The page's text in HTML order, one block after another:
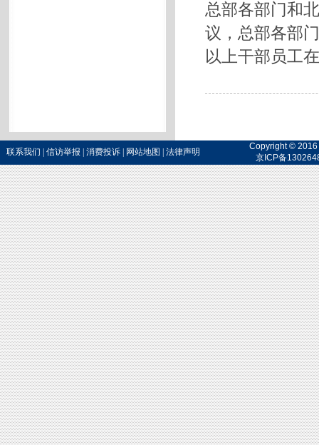
总部各部门和
议，总部各部
以上干部员工
联系我们 信访举报 消费投诉 网站地图 法律声明
Copyright © 2016
京ICP备